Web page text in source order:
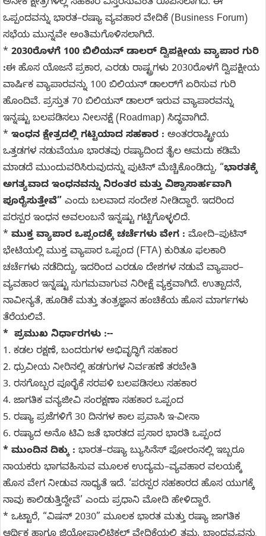
ಅನೇಕ ಕ್ಷೇತ್ರಗಳಲ್ಲಿ ಸಹಕಾರ ವಿಸ್ತರಿಸುವಂತೆ ರೂಪಿಸಲಾಗಿದೆ. ಈ
ಒಪ್ಪಂದವನ್ನು ಭಾರತ–ರಷ್ಯಾ ವ್ಯವಹಾರ ವೇದಿಕೆ (Business Forum)
ಸಭೆಯ ಮುನ್ನವೇ ಅಂತಿಮಗೊಳಿಸಲಾಗಿದೆ.
* 2030ರೊಳಗೆ 100 ಬಿಲಿಯನ್ ಡಾಲರ್ ದ್ವಿಪಕ್ಷೀಯ ವ್ಯಾಪಾರ ಗುರಿ
:ಈ ಹೊಸ ಯೊಜನೆ ಪ್ರಕಾರ, ಎರಡು ರಾಷ್ಟ್ರಗಳು 2030ರೊಳಗೆ ದ್ವಿಪಕ್ಷೀಯ
ವಾರ್ಷಿಕ ವ್ಯಾಪಾರವನ್ನು 100 ಬಿಲಿಯನ್ ಡಾಲರ್‌ಗೆ ಏರಿಸುವ ಗುರಿ
ಹೊಂದಿವೆ. ಪ್ರಸ್ತುತ 70 ಬಿಲಿಯನ್ ಡಾಲರ್‌ ಇರುವ ವ್ಯಾಪಾರವನ್ನು
ಇನ್ನಷ್ಟು ಬಲಪಡಿಸಲು ನೀಲನಕ್ಷೆ (Roadmap) ಸಿದ್ಧವಾಗಿದೆ.
* ಇಂಧನ ಕ್ಷೇತ್ರದಲ್ಲಿ ಗಟ್ಟಿಯಾದ ಸಹಕಾರ : ಅಂತರರಾಷ್ಟ್ರೀಯ
ಒತ್ತಡಗಳ ನಡುವೆಯೂ ಭಾರತವು ರಷ್ಯಾದಿಂದ ತೈಲ ಆಮದು ಕಡಿಮೆ
ಮಾಡದೆ ಮುಂದುವರಿಸಿರುವುದನ್ನು ಪುಟಿನ್ ಮೆಚ್ಚಿಕೊಂಡಿದ್ದು, “ಭಾರತಕ್ಕೆ
ಅಗತ್ಯವಾದ ಇಂಧನವನ್ನು ನಿರಂತರ ಮತ್ತು ವಿಶ್ವಾಸಾರ್ಹವಾಗಿ
ಪೂರೈಸುತ್ತೇವೆ” ಎಂದು ಬಲವಾದ ಸಂದೇಶ ನೀಡಿದ್ದಾರೆ. ಇದರಿಂದ
ಪರಸ್ಪರ ಇಂಧನ ಅವಲಂಬನೆ ಇನ್ನಷ್ಟು ಗಟ್ಟಿಗೊಳ್ಳಲಿದೆ.
* ಮುಕ್ತ ವ್ಯಾಪಾರ ಒಪ್ಪಂದಕ್ಕೆ ಚರ್ಚೆಗಳು ವೇಗ : ಮೋದಿ–ಪುಟಿನ್
ಭೇಟಿಯಲ್ಲಿ ಮುಕ್ತ ವ್ಯಾಪಾರ ಒಪ್ಪಂದ (FTA) ಕುರಿತೂ ಫಲಕಾರಿ
ಚರ್ಚೆಗಳು ನಡೆದಿದ್ದು, ಇದರಿಂದ ಎರಡೂ ದೇಶಗಳ ನಡುವೆ ವ್ಯಾಪಾರ–
ವ್ಯವಹಾರ ಇನ್ನಷ್ಟು ಸುಗಮವಾಗುವ ನಿರೀಕ್ಷೆ ವ್ಯಕ್ತವಾಗಿದೆ. ಉತ್ಪಾದನೆ,
ನಾವೀನ್ಯತೆ, ಹೂಡಿಕೆ ಮತ್ತು ತಂತ್ರಜ್ಞಾನ ಹಂಚಿಕೆಯ ಹೊಸ ಮಾರ್ಗಗಳು
ತೆರೆಯಲಿವೆ.
* ಪ್ರಮುಖ ನಿರ್ಧಾರಗಳು :--
1. ಕಡಲ ರಕ್ಷಣೆ, ಬಂದರುಗಳ ಅಭಿವೃದ್ಧಿಗೆ ಸಹಕಾರ
2. ಧ್ರುವೀಯ ನೀರಿನಲ್ಲಿ ಹಡಗುಗಳ ನಿರ್ವಹಣೆ ತರಬೇತಿ
3. ರಸಗೊಬ್ಬರ ಪೂರೈಕೆ ಸರಪಳಿ ಬಲಪಡಿಸಲು ಸಹಕಾರ
4. ಜಾಗತಿಕ ವನ್ಯಜೀವಿ ಸಂರಕ್ಷಣಾ ಸಹಕಾರ ಒಪ್ಪಂದ
5. ರಷ್ಯಾ ಪ್ರಜೆಗಳಿಗೆ 30 ದಿನಗಳ ಕಾಲ ಪ್ರವಾಸಿ ಇ-ವೀಸಾ
6. ರಷ್ಯಾದ ಅನೊ ಟಿವಿ ಜತೆ ಭಾರತದ ಪ್ರಸಾರ ಭಾರತಿ ಒಪ್ಪಂದ
* ಮುಂದಿನ ದಿಕ್ಕು : ಭಾರತ–ರಷ್ಯಾ ಬ್ಯುಸಿನೆಸ್ ಫೋರಂನಲ್ಲಿ ಇಬ್ಬರೂ
ನಾಯಕರು ಭಾಗವಹಿಸುವ ಮೂಲಕ ಉದ್ಯಮ–ವ್ಯವಹಾರ ವಲಯಕ್ಕೆ
ಹೊಸ ವೇಗ ನೀಡುವ ಸಾಧ್ಯತೆ ಇದೆ. ‘ಪರಸ್ಪರ ಸಹಕಾರದ ಹೊಸ ಯುಗಕ್ಕೆ
ನಾವು ಕಾಲಿಡುತ್ತಿದ್ದೇವೆ’ ಎಂದು ಪ್ರಧಾನಿ ಮೋದಿ ಹೇಳಿದ್ದಾರೆ.
* ಒಟ್ಟಾರೆ, “ವಿಷನ್ 2030” ಮೂಲಕ ಭಾರತ ಮತ್ತು ರಷ್ಯಾ ಜಾಗತಿಕ